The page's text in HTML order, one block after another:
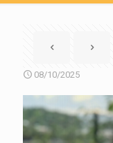
08/10/2025